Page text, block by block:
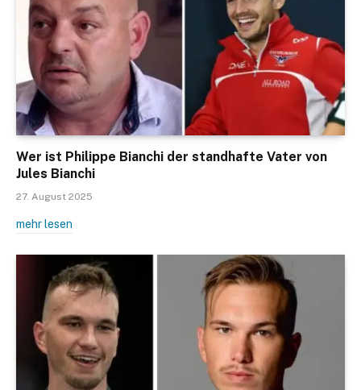
Wer ist Philippe Bianchi der standhafte Vater von
Jules Bianchi
27. August 2025
mehr lesen